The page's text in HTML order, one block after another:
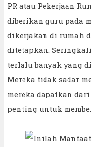
PR atau Pekerjaan
diberikan guru pada
dikerjakan di rumah
ditetapkan.
terlalu banyak yang
Mereka tidak sadar
mereka dapatkan
penting untuk